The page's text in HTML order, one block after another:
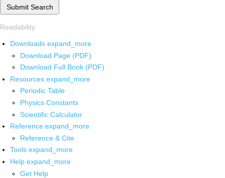
Submit Search
Readability
Downloads expand_more
Download Page (PDF)
Download Full Book (PDF)
Resources expand_more
Periodic Table
Physics Constants
Scientific Calculator
Reference expand_more
Reference & Cite
Tools expand_more
Help expand_more
Get Help